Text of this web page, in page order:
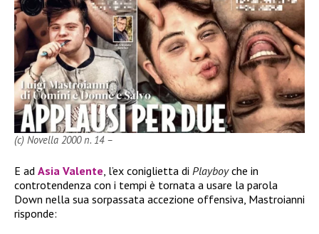
(c) Novella 2000 n. 14 –
E ad Asia Valente, l’ex coniglietta di Playboyche in
controtendenza con i tempi è tornata a usare la parola
Down nella sua sorpassata accezione offensiva, Mastroianni
risponde: